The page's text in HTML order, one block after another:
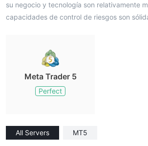
su negocio y tecnología son relativamente
capacidades de control de riesgos son
Meta Trader 5
Perfect
All Servers MT5